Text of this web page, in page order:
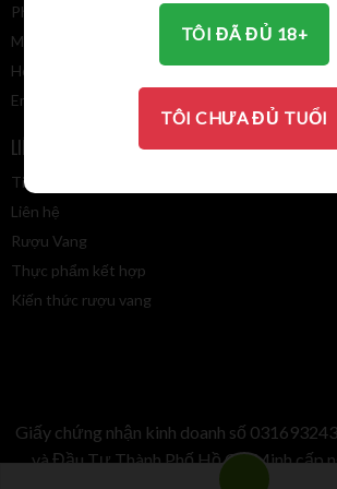
Phường Phước Long, Tp. HCM
MST: 031 693 2432
Hotline: 0913 110 385
Email:
LIÊN KẾT NHANH
Tin tức
Liên hệ
Rượu Vang
Thực phẩm kết hợp
Kiến thức rượu vang
BẢN ĐỒ
Giấy chứng nhận kinh doanh số
và Đầu Tư Thành Phố Hồ Chí Minh cấp
TÔI ĐÃ ĐỦ 18+
TÔI CHƯA ĐỦ TUỔI